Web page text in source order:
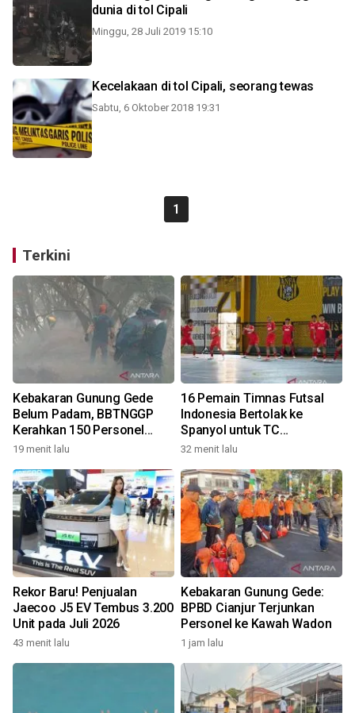
dunia di tol Cipali
Minggu, 28 Juli 2019 15:10
Kecelakaan di tol Cipali, seorang tewas
Sabtu, 6 Oktober 2018 19:31
1
Terkini
Kebakaran Gunung Gede
Belum Padam, BBTNGGP
Kerahkan 150 Personel
Tambahan
19 menit lalu
16 Pemain Timnas Futsal
Indonesia Bertolak ke
Spanyol untuk TC
Komprehensif
32 menit lalu
Rekor Baru! Penjualan
Jaecoo J5 EV Tembus 3.200
Unit pada Juli 2026
43 menit lalu
Kebakaran Gunung Gede:
BPBD Cianjur Terjunkan
Personel ke Kawah Wadon
1 jam lalu